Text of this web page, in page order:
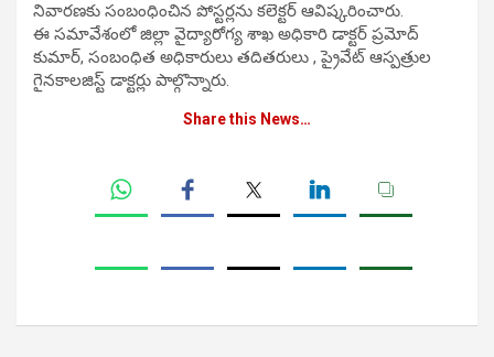
నివారణకు సంబంధించిన పోస్టర్లను కలెక్టర్ ఆవిష్కరించారు.
ఈ సమావేశంలో జిల్లా వైద్యారోగ్య శాఖ అధికారి డాక్టర్ ప్రమోద్
కుమార్, సంబంధిత అధికారులు తదితరులు , ప్రైవేట్ ఆస్పత్రుల
గైనకాలజిస్ట్ డాక్టర్లు పాల్గొన్నారు.
Share this News…